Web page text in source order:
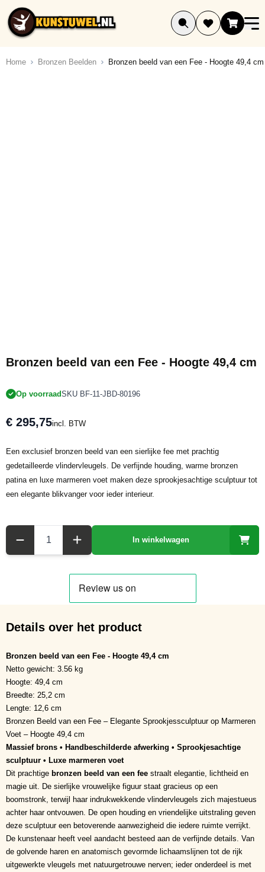
Ga naar de inhoud
Home Bronzen Beelden Bronzen beeld van een Fee - Hoogte 49,4 cm
Bronzen beeld van een Fee - Hoogte 49,4 cm
Op voorraadSKU BF-11-JBD-80196
€ 295,75incl. BTW
Een exclusief bronzen beeld van een sierlijke fee met prachtig
gedetailleerde vlindervleugels. De verfijnde houding, warme bronzen
patina en luxe marmeren voet maken deze sprookjesachtige sculptuur tot
een elegante blikvanger voor ieder interieur.
In winkelwagen
Details over het product
Bronzen beeld van een Fee - Hoogte 49,4 cm
Netto gewicht: 3.56 kg
Hoogte: 49,4 cm
Breedte: 25,2 cm
Lengte: 12,6 cm
Bronzen Beeld van een Fee – Elegante Sprookjessculptuur op Marmeren
Voet – Hoogte 49,4 cm
Massief brons • Handbeschilderde afwerking • Sprookjesachtige
sculptuur • Luxe marmeren voet
Dit prachtige bronzen beeld van een fee straalt elegantie, lichtheid en
magie uit. De sierlijke vrouwelijke figuur staat gracieus op een
boomstronk, terwijl haar indrukwekkende vlindervleugels zich majestueus
achter haar ontvouwen. De open houding en vriendelijke uitstraling geven
deze sculptuur een betoverende aanwezigheid die iedere ruimte verrijkt.
De kunstenaar heeft veel aandacht besteed aan de verfijnde details. Van
de golvende haren en anatomisch gevormde lichaamslijnen tot de rijk
uitgewerkte vleugels met natuurgetrouwe nerven; ieder onderdeel is met